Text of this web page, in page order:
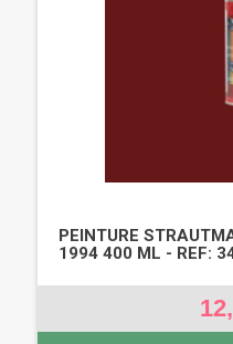
PEINTURE
1994 400 ML - REF: